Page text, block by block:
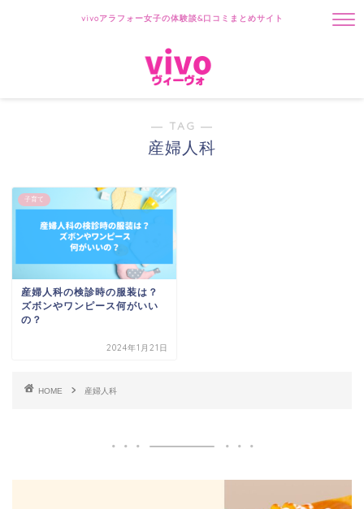
vivoアラフォー女子の体験談&口コミまとめサイト
― TAG ―
産婦人科
子育て
産婦人科の検診時の服装は？
ズボンやワンピース何がいい
の？
2024年1月21日
HOME 産婦人科